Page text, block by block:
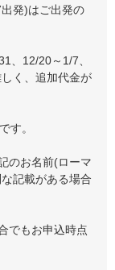
発)はご出発の
、12/20～1/7、
く、追加代金が
す。
のお名前(ローマ
記載がある場合
でもお申込時点